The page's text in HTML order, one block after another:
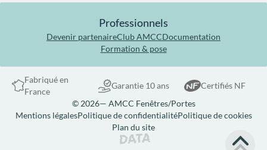
Professionnels
Devenir partenaireClub AMCCDocumentation
Formation & pose
Fabriqué en
France
Garantie 10 ans
Certifiés NF
© 2026— AMCC Fenêtres/Portes
Mentions légalesPolitique de confidentialitéPolitique de cookies
Plan du site
Site réalisé par Data Projekt